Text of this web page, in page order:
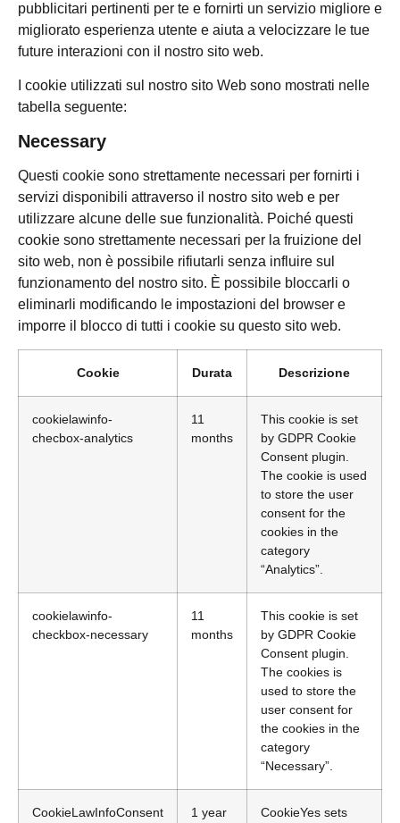
pubblicitari pertinenti per te e fornirti un servizio migliore e
migliorato esperienza utente e aiuta a velocizzare le tue
future interazioni con il nostro sito web.
I cookie utilizzati sul nostro sito Web sono mostrati nelle
tabella seguente:
Necessary
Questi cookie sono strettamente necessari per fornirti i
servizi disponibili attraverso il nostro sito web e per
utilizzare alcune delle sue funzionalità. Poiché questi
cookie sono strettamente necessari per la fruizione del
sito web, non è possibile rifiutarli senza influire sul
funzionamento del nostro sito. È possibile bloccarli o
eliminarli modificando le impostazioni del browser e
imporre il blocco di tutti i cookie su questo sito web.
Cookie Durata Descrizione
cookielawinfo-
checbox-analytics
11
months
This cookie is set
by GDPR Cookie
Consent plugin.
The cookie is used
to store the user
consent for the
cookies in the
category
“Analytics”.
cookielawinfo-
checkbox-necessary
11
months
This cookie is set
by GDPR Cookie
Consent plugin.
The cookies is
used to store the
user consent for
the cookies in the
category
“Necessary”.
CookieLawInfoConsent 1 year CookieYes sets